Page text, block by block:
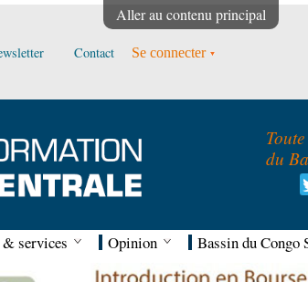
Aller au contenu principal
Contact Se connecter
du
services Opinion Bassin du Congo